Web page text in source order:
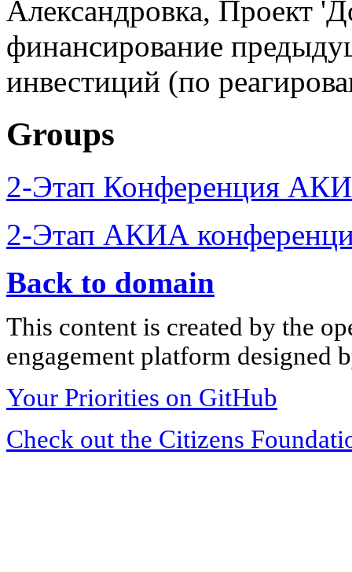
Александровка, Проект
финансирование
инвестиций (по
Groups
2-Этап Конференция
2-Этап АКИА
Back to domain
This content is created by the
engagement platform designed
Your Priorities on GitHub
Check out the Citizens